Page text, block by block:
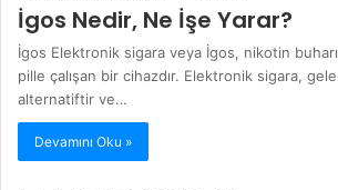
İgos Nedir, Ne İşe Yarar?
İgos Elektronik sigara veya İgos, nikotin
pille çalışan bir cihazdır. Elektronik sigara,
alternatiftir ve…
Devamını Oku »